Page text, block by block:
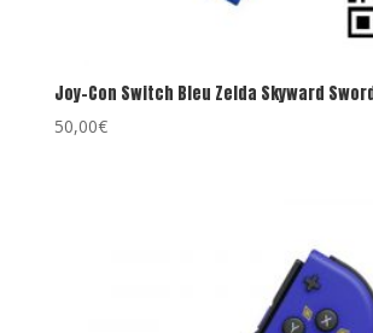
Joy-Con Switch Bleu Zelda Skyward
50,00€